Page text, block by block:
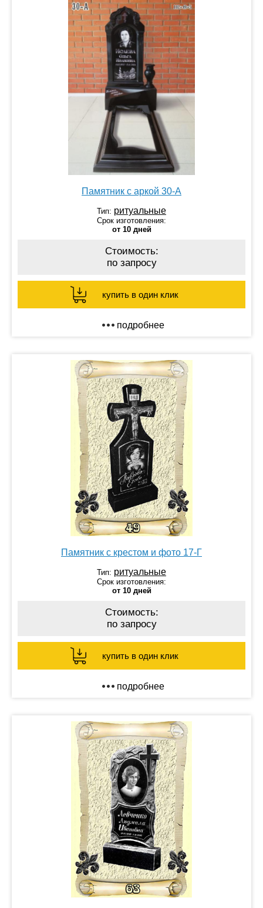
Памятник с аркой 30-А
Тип: ритуальные
Срок изготовления:
от 10 дней
Стоимость:
по запросу
купить в один клик
подробнее
Памятник с крестом и фото 17-Г
Тип: ритуальные
Срок изготовления:
от 10 дней
Стоимость:
по запросу
купить в один клик
подробнее